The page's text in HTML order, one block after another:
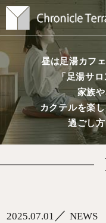
昼は足湯カフ
「足湯サ
家族
カクテルを楽
過ごし
2025.07.01 ／NEWS